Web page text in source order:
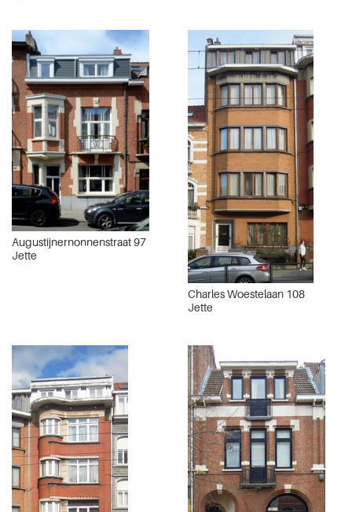
Augustijnernonnenstraat 97
Jette
Charles Woestelaan 108
Jette